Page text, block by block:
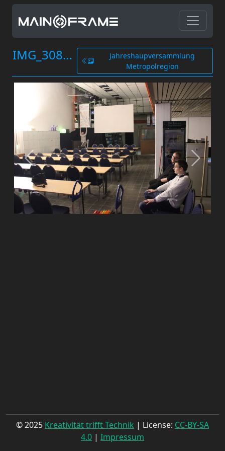
IMG_3089.JPG
Jahreshaupversammlung
Metropolregion
© 2025 Kreativität trifft Technik | License: CC-BY-SA
4.0 | Impressum